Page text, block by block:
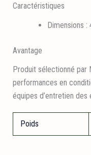
Caractéristiques
Dimensions :
Avantage
Produit sélectionné par
performances en
équipes d’entretien
Poids